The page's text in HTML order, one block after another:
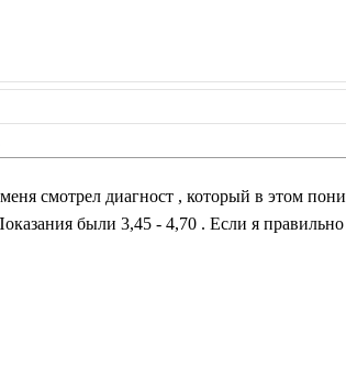
смотрел диагност , который в этом
были 3,45 - 4,70 . Если я